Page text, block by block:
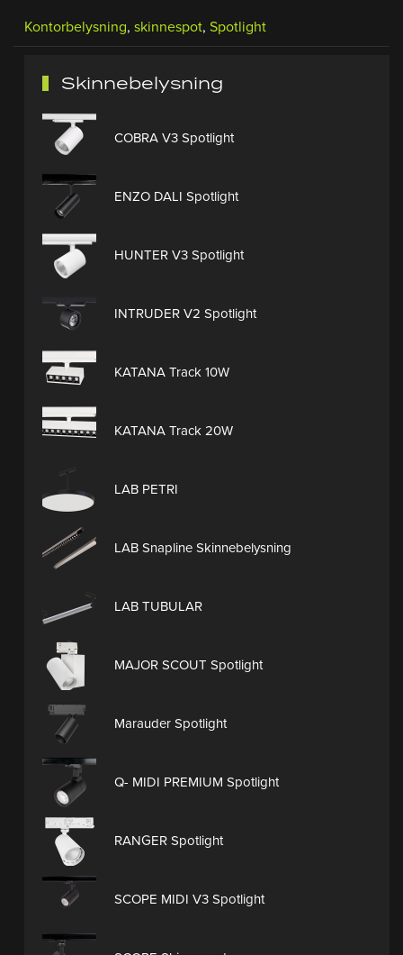
Kontorbelysning, skinnespot, Spotlight
Skinnebelysning
COBRA V3 Spotlight
ENZO DALI Spotlight
HUNTER V3 Spotlight
INTRUDER V2 Spotlight
KATANA Track 10W
KATANA Track 20W
LAB PETRI
LAB Snapline Skinnebelysning
LAB TUBULAR
MAJOR SCOUT Spotlight
Marauder Spotlight
Q- MIDI PREMIUM Spotlight
RANGER Spotlight
SCOPE MIDI V3 Spotlight